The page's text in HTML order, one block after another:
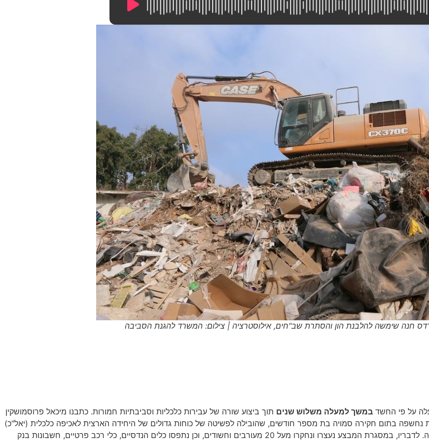
חנה שימשה להלבנת הון והסתרת שב"חים, אילוסטרציה | צילום: המשרד להגנת הסביבה
על פי החשד במשך למעלה משלוש שנים תוך ביצוע שורה של עבירות כלכליות וסביבתיות חמורות. כתבנו מיכאל פרוסמושקין
נחשפה בתום חקירה סמויה בת מספר חודשים, שהובילה לפשיטה של כוחות גדולים של היחידה הארצית לאכיפה כלכלית (יאל"כ)
מחוז חוף בלהב 433, בשיתוף המשטרה הירוקה והמשרד להגנת הסביבה. לדבריו, במסגרת המבצע נעצרו ונחקרו מעל 20 מעורבים וחשודים, וכן נתפסו כלים הנדסיים, כלי רכב פרטיים, חשבונות בנק